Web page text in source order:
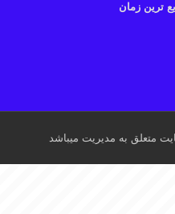
ترین زمان
متعلق به مدیریت میباشد